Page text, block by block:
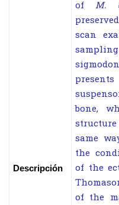
Descripción
ofM.
scan
bone,
same
the
of the
of the